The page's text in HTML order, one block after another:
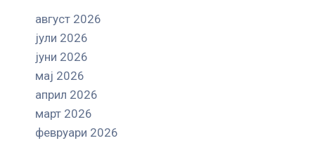
август 2026
јули 2026
јуни 2026
мај 2026
април 2026
март 2026
февруари 2026